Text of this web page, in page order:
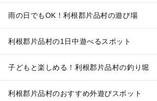
雨の日でもOK！利根郡片品村の遊び場
利根郡片品村の1日中遊べるスポット
子どもと楽しめる！利根郡片品村の釣り堀
利根郡片品村のおすすめ外遊びスポット